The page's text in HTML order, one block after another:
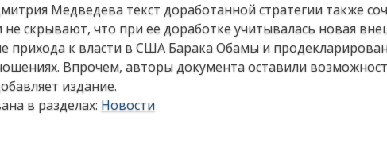
Медведева текст доработанной стратегии также
не скрывают, что при ее доработке учитывалась новая
прихода к власти в США Барака Обамы и
Впрочем, авторы документа оставили
издание.
в разделах: Новости